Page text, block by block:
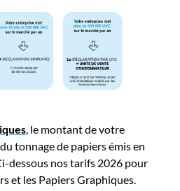
, le montant de votre
tonnage de papiers émis en
dessous nos tarifs 2026 pour
et les Papiers Graphiques.